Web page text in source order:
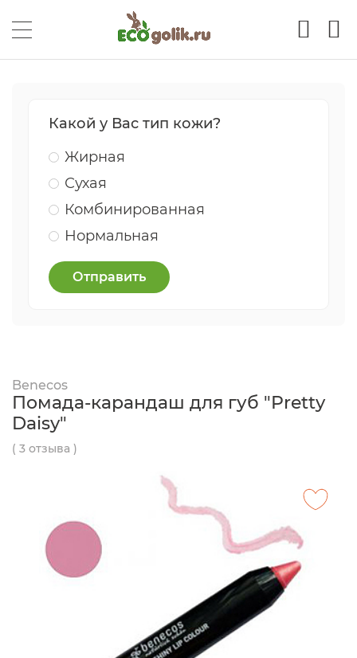
Какой у Вас тип кожи?
Жирная
Сухая
Комбинированная
Нормальная
Отправить
Benecos
Помада-карандаш для губ "Pretty
Daisy"
( 3 отзыва )